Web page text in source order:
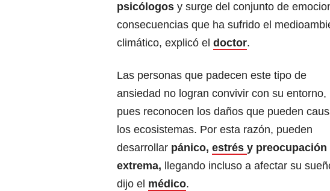
psicólogos y surge del conjunto de
consecuencias que ha sufrido el
climático, explicó el doctor.
Las personas que padecen este tipo de
ansiedad no logran convivir con su entorno,
pues reconocen los daños que pueden
los ecosistemas. Por esta razón, pueden
desarrollar pánico, estrés y preocupación
extrema, llegando incluso a afectar su
dijo el médico.